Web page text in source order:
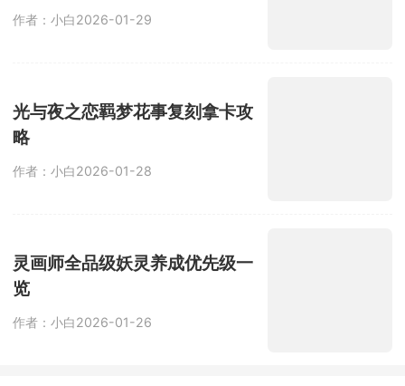
作者：小白2026-01-29
光与夜之恋羁梦花事复刻拿卡攻
略
作者：小白2026-01-28
灵画师全品级妖灵养成优先级一
览
作者：小白2026-01-26